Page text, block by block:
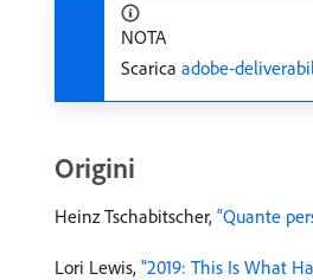
NOTA
Scarica adobe-
Origini
Heinz Tschabitscher, “Quante
Lori Lewis, "2019: This Is What